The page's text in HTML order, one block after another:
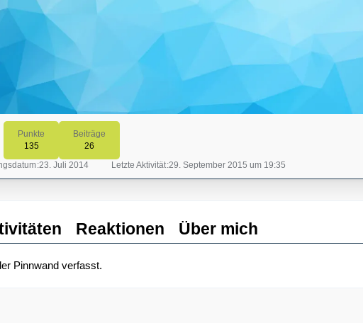
Punkte
135
Beiträge
26
23. Juli 2014 Letzte Aktivität 29. September 2015 um 19:35
Reaktionen Über mich
Pinnwand verfasst.